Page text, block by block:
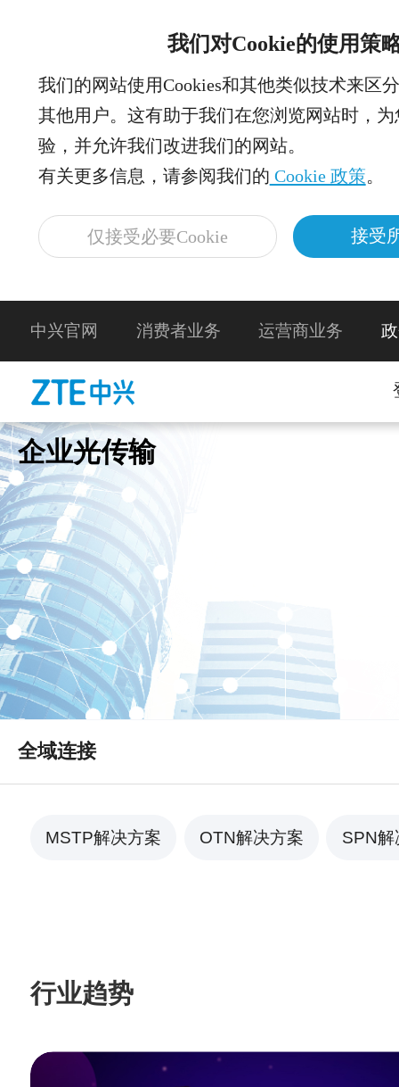
我们对Cookie的使用策
我们的网站使用Cookies和其他类似技术来区
其他用户。这有助于我们在您浏览网站时，
验，并允许我们改进我们的网站。
有关更多信息，请参阅我们的 Cookie 政策。
仅接受必要Cookie 接受
中兴官网 消费者业务 运营商业务
企业光传输
全域连接
MSTP解决方案 OTN解决方案 SPN解
行业趋势